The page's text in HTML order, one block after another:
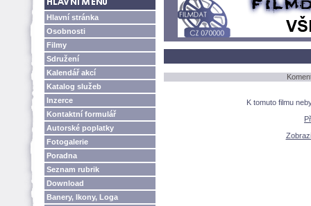
Hlavní stránka
Osobnosti
Filmy
Sdružení
Kalendář akcí
Katalog služeb
Inzerce
Kontaktní formulář
Autorské poplatky
Fotogalerie
Poradna
Seznam rubrik
Download
Banery, Ikony, Loga
K tomuto filmu